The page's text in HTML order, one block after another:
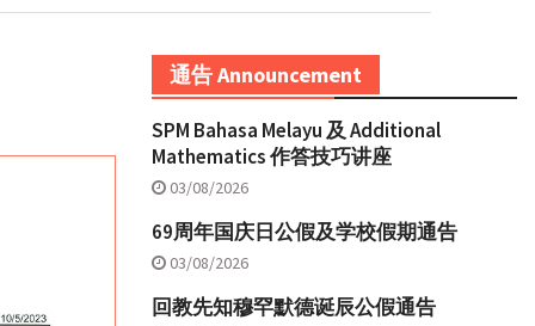
通告 Announcement
SPM Bahasa Melayu 及 Additional
Mathematics 作答技巧讲座
03/08/2026
69周年国庆日公假及学校假期通告
03/08/2026
回教先知穆罕默德诞辰公假通告